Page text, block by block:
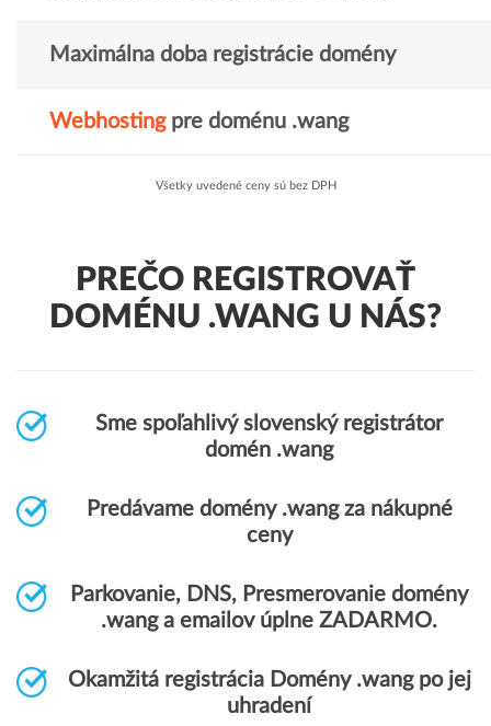
Maximálna doba registrácie domény
Webhostingpre doménu .wang
Všetky uvedené ceny sú bez DPH
PREČO REGISTROVAŤ
DOMÉNU .WANG U NÁS?
Sme spoľahlivý slovenský registrátor
domén .wang
Predávame domény .wang za nákupné
ceny
Parkovanie, DNS, Presmerovanie domény
.wang a emailov úplne ZADARMO.
Okamžitá registrácia Domény .wang po jej
uhradení